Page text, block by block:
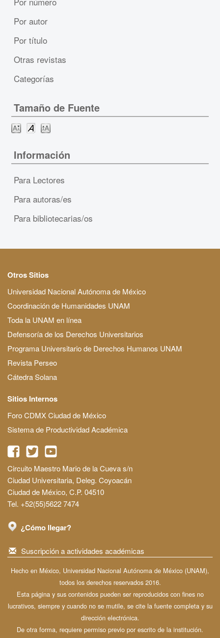
Por autor
Por título
Otras revistas
Categorías
Tamaño de Fuente
Información
Para Lectores
Para autoras/es
Para bibliotecarias/os
Otros Sitios
Universidad Nacional Autónoma de México
Coordinación de Humanidades UNAM
Toda la UNAM en línea
Defensoría de los Derechos Universitarios
Programa Universitario de Derechos Humanos UNAM
Revista Perseo
Cátedra Solana
Sitios Internos
Foro CDMX Ciudad de México
Sistema de Productividad Académica
Circuito Maestro Mario de la Cueva s/n
Ciudad Universitaria, Deleg. Coyoacán
Ciudad de México, C.P. 04510
Tel. +52(55)5622 7474
¿Cómo llegar?
Suscripción a actividades académicas
Hecho en México, Universidad Nacional Autónoma de México (UNAM),
todos los derechos reservados 2016.
Esta página y sus contenidos pueden ser reproducidos con fines no
lucrativos, siempre y cuando no se mutile, se cite la fuente completa y su
dirección electrónica.
De otra forma, requiere permiso previo por escrito de la institución.